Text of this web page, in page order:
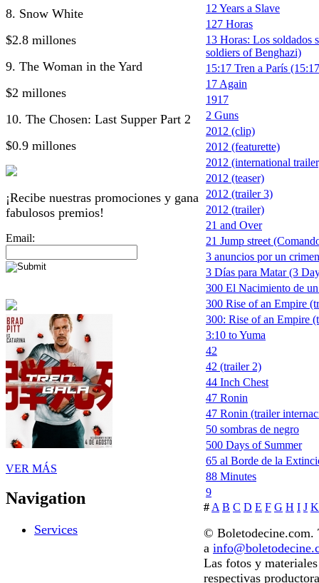
8. Snow White
$2.8 millones
9. The Woman in the Yard
$2 millones
10. The Chosen: Last Supper Part 2
$0.9 millones
¡Recibe nuestras promociones y gana
fabulosos premios!
Email:
VER MÁS
Navigation
Services
12 Years a Slave
127 Horas
13 Horas: Los soldados
soldiers of Benghazi)
15:17 Tren a París
17 Again
1917
2 Guns
2012 (clip)
2012 (featurette)
2012 (international
2012 (teaser)
2012 (trailer 3)
2012 (trailer)
21 and Over
21 Jump street
3 anuncios por un
3 Días para Matar (3
300 El Nacimiento de
300 Rise of an Empire
300: Rise of an Empire
3:10 to Yuma
42
42 (trailer 2)
44 Inch Chest
47 Ronin
47 Ronin (trailer
50 sombras de negro
500 Days of Summer
65 al Borde de la
88 Minutes
9
# A B C D E F G H I J K
© Boletodecine.com.
a
Las fotos y
respectivas